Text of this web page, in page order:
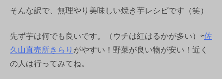
そんな訳で、無理やり美味しい焼き芋レシピです（笑）
先ず芋は何でも良いです。（ウチは紅はるかが多い）⇦佐
久山直売所きらり がやすい！野菜が良い物が安い！近く
の人は行ってみてね。